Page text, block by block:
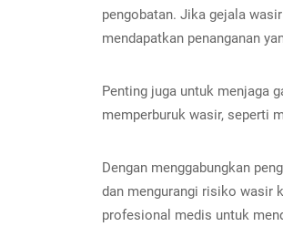
pengobatan. Jika gejala
mendapatkan penanganan
Penting juga untuk menjaga
memperburuk wasir, seperti
Dengan menggabungkan
dan mengurangi risiko wasir
profesional medis untuk